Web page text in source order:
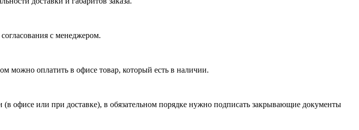
с менеджером.
можно оплатить в офисе товар, который есть в наличии.
офисе или при доставке), в обязательном порядке нужно подписать закрывающие документы